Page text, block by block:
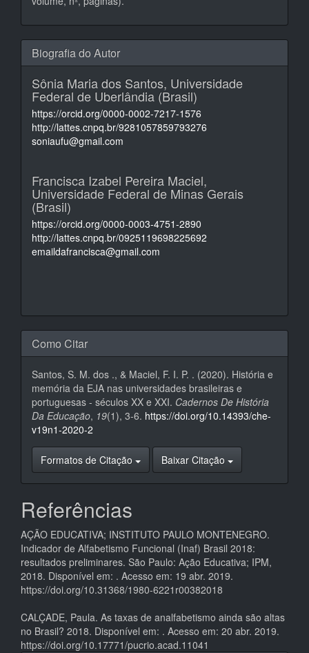
Biografia do Autor
Sônia Maria dos Santos, Universidade
Federal de Uberlândia (Brasil)
https://orcid.org/0000-0002-7217-1576
http://lattes.cnpq.br/9281057859793276
soniaufu@gmail.com
Francisca Izabel Pereira Maciel,
Universidade Federal de Minas Gerais
(Brasil)
https://orcid.org/0000-0003-4751-2890
http://lattes.cnpq.br/0925119698225692
emaildafrancisca@gmail.com
Como Citar
Santos, S. M. dos ., & Maciel, F. I. P. . (2020). História e
memória da EJA nas universidades brasileiras e
portuguesas - séculos XX e XXI. Cadernos De História
Da Educação, 19(1), 3-6. https://doi.org/10.14393/che-
v19n1-2020-2
Formatos de Citação Baixar Citação
Referências
AÇÃO EDUCATIVA; INSTITUTO PAULO MONTENEGRO.
Indicador de Alfabetismo Funcional (Inaf) Brasil 2018:
resultados preliminares. São Paulo: Ação Educativa; IPM,
2018. Disponível em: . Acesso em: 19 abr. 2019.
https://doi.org/10.31368/1980-6221r00382018
CALÇADE, Paula. As taxas de analfabetismo ainda são altas
no Brasil? 2018. Disponível em: . Acesso em: 20 abr. 2019.
https://doi.org/10.17771/pucrio.acad.11041